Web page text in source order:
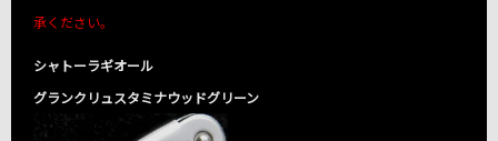
承ください。
シャトーラギオール
グランクリュスタミナウッドグリーン